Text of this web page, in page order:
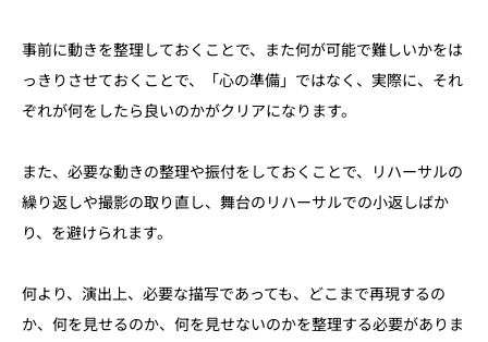
事前に動きを整理しておくことで、また何が可能で難しいかをは
っきりさせておくことで、「心の準備」ではなく、実際に、それ
ぞれが何をしたら良いのかがクリアになります。
また、必要な動きの整理や振付をしておくことで、リハーサルの
繰り返しや撮影の取り直し、舞台のリハーサルでの小返しばか
り、を避けられます。
何より、演出上、必要な描写であっても、どこまで再現するの
か、何を見せるのか、何を見せないのかを整理する必要がありま